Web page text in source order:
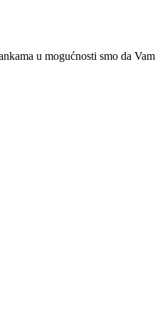
u mogućnosti smo da